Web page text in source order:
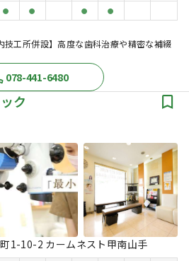
● ● ● ●
技工所併設】高度な歯科治療や精密な補綴
078-441-6480
ク
1-10-2 カームネスト甲南山手